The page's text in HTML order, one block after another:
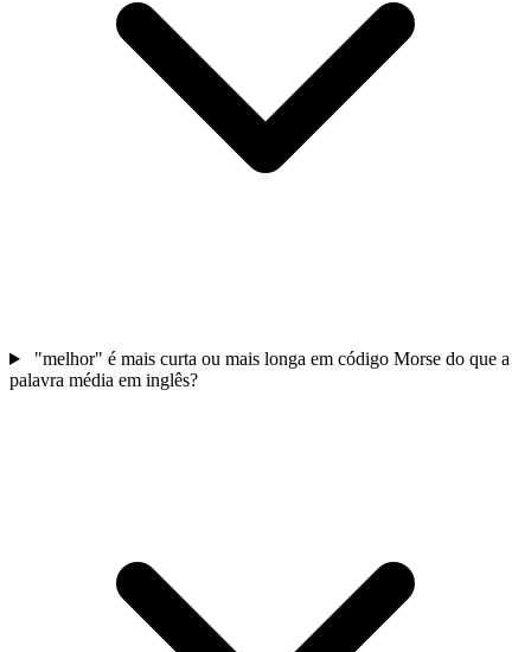
"melhor" é mais curta ou mais longa em código Morse do que a
palavra média em inglês?